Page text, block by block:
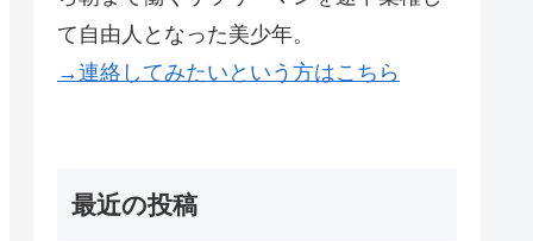
て自由人となった美少年。
→連絡してみたいという方はこちら
最近の投稿